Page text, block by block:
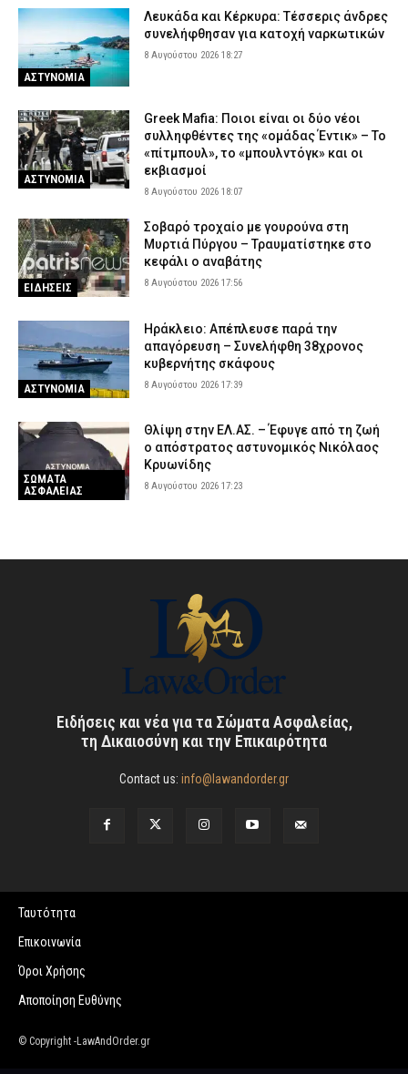
ΑΣΤΥΝΟΜΙΑ
Λευκάδα και Κέρκυρα: Τέσσερις άνδρες
συνελήφθησαν για κατοχή ναρκωτικών
8 Αυγούστου 2026 18:27
ΑΣΤΥΝΟΜΙΑ
Greek Mafia: Ποιοι είναι οι δύο νέοι
συλληφθέντες της «ομάδας Έντικ» – Το
«πίτμπουλ», το «μπουλντόγκ» και οι
εκβιασμοί
8 Αυγούστου 2026 18:07
ΕΙΔΗΣΕΙΣ
Σοβαρό τροχαίο με γουρούνα στη
Μυρτιά Πύργου – Τραυματίστηκε στο
κεφάλι ο αναβάτης
8 Αυγούστου 2026 17:56
ΑΣΤΥΝΟΜΙΑ
Ηράκλειο: Απέπλευσε παρά την
απαγόρευση – Συνελήφθη 38χρονος
κυβερνήτης σκάφους
8 Αυγούστου 2026 17:39
ΣΩΜΑΤΑ
ΑΣΦΑΛΕΙΑΣ
Θλίψη στην ΕΛ.ΑΣ. – Έφυγε από τη ζωή
ο απόστρατος αστυνομικός Νικόλαος
Κρυωνίδης
8 Αυγούστου 2026 17:23
Ειδήσεις και νέα για τα Σώματα Ασφαλείας,
τη Δικαιοσύνη και την Επικαιρότητα
Contact us: info@lawandorder.gr
Ταυτότητα
Επικοινωνία
Όροι Χρήσης
Αποποίηση Ευθύνης
© Copyright -LawAndOrder.gr